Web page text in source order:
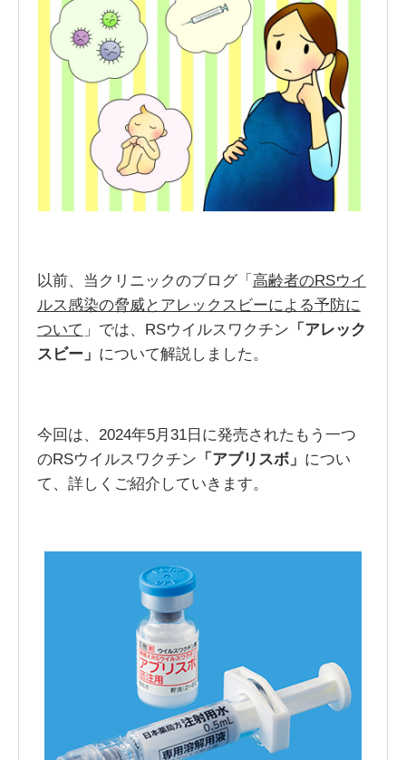
以前、当クリニックのブログ「高齢者のRSウイ
ルス感染の脅威とアレックスビーによる予防に
ついて 」では、RSウイルスワクチン 「アレック
スビー」 について解説しました。
今回は、2024年5月31日に発売されたもう一つ
のRSウイルスワクチン 「アブリスボ」 につい
て、詳しくご紹介していきます。